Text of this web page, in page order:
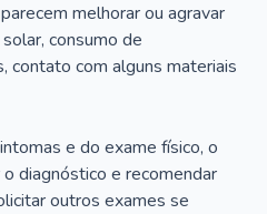
melhorar ou agravar
consumo de
contato com alguns materiais
e do exame físico, o
diagnóstico e recomendar
outros exames se